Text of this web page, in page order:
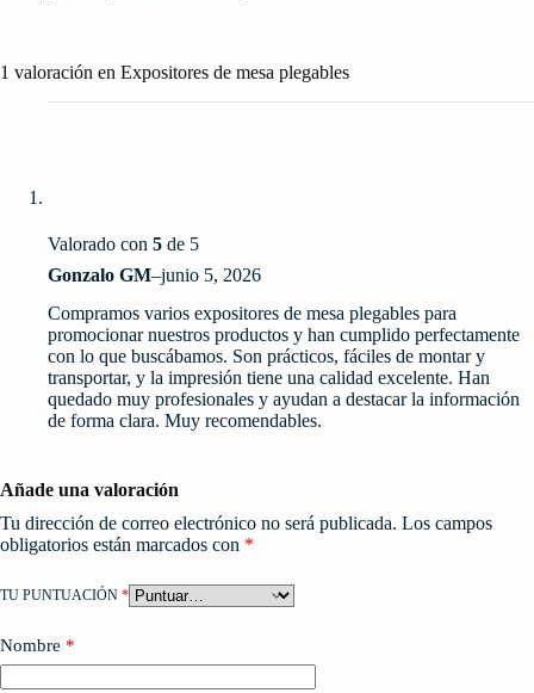
1 valoración en Expositores de mesa plegables
Valorado con 5 de 5
Gonzalo GM–junio 5, 2026
Compramos varios expositores de mesa plegables para
promocionar nuestros productos y han cumplido perfectamente
con lo que buscábamos. Son prácticos, fáciles de montar y
transportar, y la impresión tiene una calidad excelente. Han
quedado muy profesionales y ayudan a destacar la información
de forma clara. Muy recomendables.
Añade una valoración
Tu dirección de correo electrónico no será publicada. Los campos
obligatorios están marcados con *
TU PUNTUACIÓN *
Nombre *